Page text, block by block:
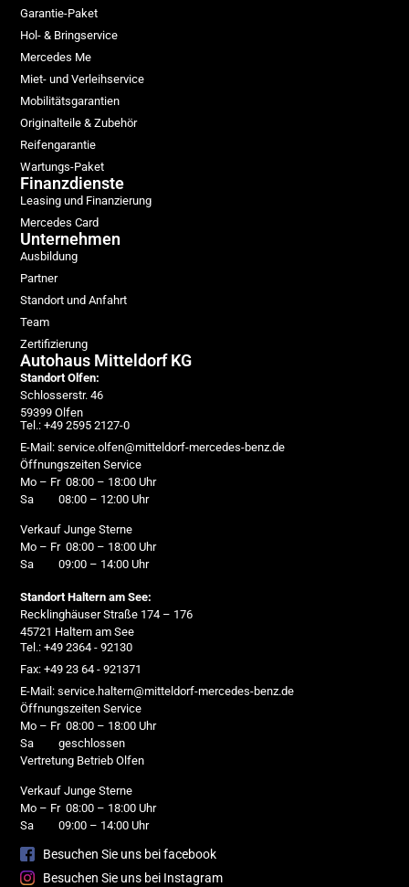
Garantie-Paket
Hol- & Bringservice
Mercedes Me
Miet- und Verleihservice
Mobilitätsgarantien
Originalteile & Zubehör
Reifengarantie
Wartungs-Paket
Finanzdienste
Leasing und Finanzierung
Mercedes Card
Unternehmen
Ausbildung
Partner
Standort und Anfahrt
Team
Zertifizierung
Autohaus Mitteldorf KG
Standort Olfen:
Schlosserstr. 46
59399 Olfen
Tel.: +49 2595 2127-0
E-Mail: service.olfen@mitteldorf-mercedes-benz.de
Öffnungszeiten Service
Mo – Fr 08:00 – 18:00 Uhr
Sa 08:00 – 12:00 Uhr
Verkauf Junge Sterne
Mo – Fr 08:00 – 18:00 Uhr
Sa 09:00 – 14:00 Uhr
Standort Haltern am See:
Recklinghäuser Straße 174 – 176
45721 Haltern am See
Tel.: +49 2364 - 92130
Fax: +49 23 64 - 921371
E-Mail: service.haltern@mitteldorf-mercedes-benz.de
Öffnungszeiten Service
Mo – Fr 08:00 – 18:00 Uhr
Sa geschlossen
Vertretung Betrieb Olfen
Verkauf Junge Sterne
Mo – Fr 08:00 – 18:00 Uhr
Sa 09:00 – 14:00 Uhr
Besuchen Sie uns bei facebook
Besuchen Sie uns bei Instagram